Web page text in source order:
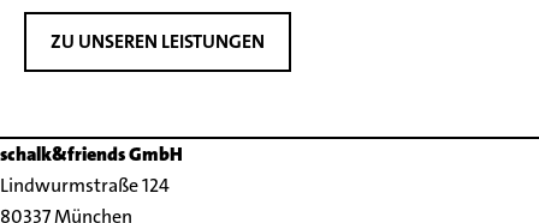
ZU UNSEREN LEISTUNGEN
schalk&friends GmbH
Lindwurmstraße 124
80337 München